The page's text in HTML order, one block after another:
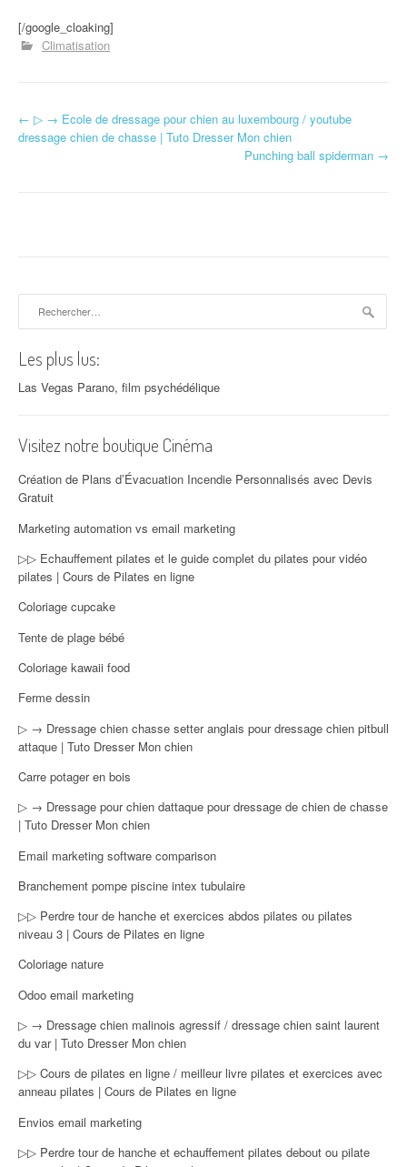
[/google_cloaking]
Climatisation
Navigation d'article
← ▷ → Ecole de dressage pour chien au luxembourg / youtube
dressage chien de chasse | Tuto Dresser Mon chien
Punching ball spiderman →
Les plus lus:
Las Vegas Parano, film psychédélique
Visitez notre boutique Cinéma
Création de Plans d’Évacuation Incendie Personnalisés avec Devis
Gratuit
Marketing automation vs email marketing
▷▷ Echauffement pilates et le guide complet du pilates pour vidéo
pilates | Cours de Pilates en ligne
Coloriage cupcake
Tente de plage bébé
Coloriage kawaii food
Ferme dessin
▷ → Dressage chien chasse setter anglais pour dressage chien pitbull
attaque | Tuto Dresser Mon chien
Carre potager en bois
▷ → Dressage pour chien dattaque pour dressage de chien de chasse
| Tuto Dresser Mon chien
Email marketing software comparison
Branchement pompe piscine intex tubulaire
▷▷ Perdre tour de hanche et exercices abdos pilates ou pilates
niveau 3 | Cours de Pilates en ligne
Coloriage nature
Odoo email marketing
▷ → Dressage chien malinois agressif / dressage chien saint laurent
du var | Tuto Dresser Mon chien
▷▷ Cours de pilates en ligne / meilleur livre pilates et exercices avec
anneau pilates | Cours de Pilates en ligne
Envios email marketing
▷▷ Perdre tour de hanche et echauffement pilates debout ou pilate